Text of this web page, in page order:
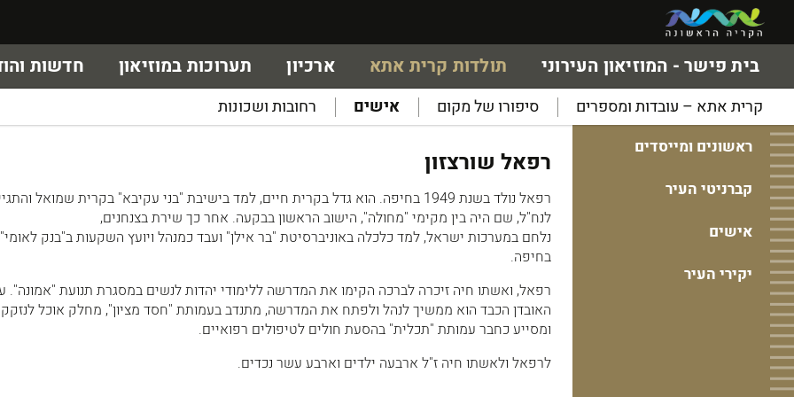
בית פישר - המוזיאון העירוני תולדות קרית אתא
קרית אתא – עובדות ומספרים סיפורו של מקום אישים רחובות ושכונות
ארכיון תערוכות במוזיאון חדשות
ראשונים ומייסדים
קברניטי העיר
אישים
יקירי העיר
רפאל שורצזון
רפאל נולד בשנת 1949 בחיפה. הוא גדל בקרית חיים, למד בישיבת "בני עקיבא" בקרית שמואל
לנח"ל, שם היה בין מקימי "מחולה", הישוב הראשון בבקעה. אחר כך שירת בצנחנים,
נלחם במערכות ישראל, למד כלכלה באוניברסיטת "בר אילן" ועבד כמנהל ויועץ השקעות ב"בנק לאומי"
בחיפה.
רפאל, ואשתו חיה זיכרה לברכה הקימו את המדרשה ללימודי יהדות לנשים במסגרת תנועת "אמונה".
האובדן הכבד הוא ממשיך לנהל ולפתח את המדרשה, מתנדב בעמותת "חסד מציון", מחלק אוכל
ומסייע כחבר עמותת "תכלית" בהסעת חולים לטיפולים רפואיים.
לרפאל ולאשתו חיה ז"ל ארבעה ילדים וארבע עשר נכדים.